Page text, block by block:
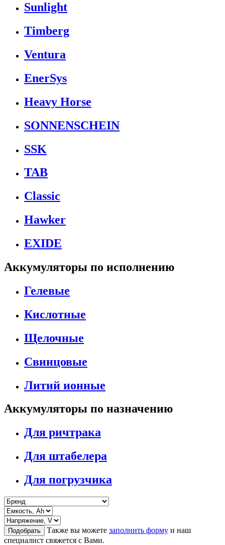
Sunlight
Timberg
Ventura
EnerSys
Heavy Horse
SONNENSCHEIN
SSK
TAB
Classic
Hawker
EXIDE
Аккумуляторы по исполнению
Гелевые
Кислотные
Щелочные
Свинцовые
Литий ионные
Аккумуляторы по назначению
Для ричтрака
Для штабелера
Для погрузчика
Подобрать Также вы можете заполнить форму и наш
специалист свяжется с Вами.